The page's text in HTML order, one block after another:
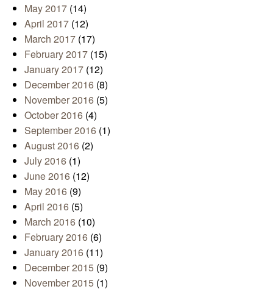
May 2017 (14)
April 2017 (12)
March 2017 (17)
February 2017 (15)
January 2017 (12)
December 2016 (8)
November 2016 (5)
October 2016 (4)
September 2016 (1)
August 2016 (2)
July 2016 (1)
June 2016 (12)
May 2016 (9)
April 2016 (5)
March 2016 (10)
February 2016 (6)
January 2016 (11)
December 2015 (9)
November 2015 (1)